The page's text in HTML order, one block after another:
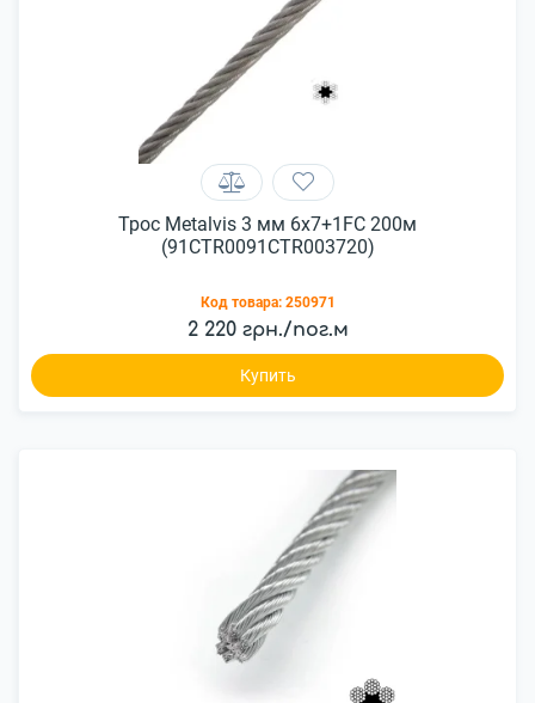
Трос Metalvis 3 мм 6х7+1FC 200м
(91CTR0091CTR003720)
Код товара: 250971
2 220 грн./пог.м
Купить